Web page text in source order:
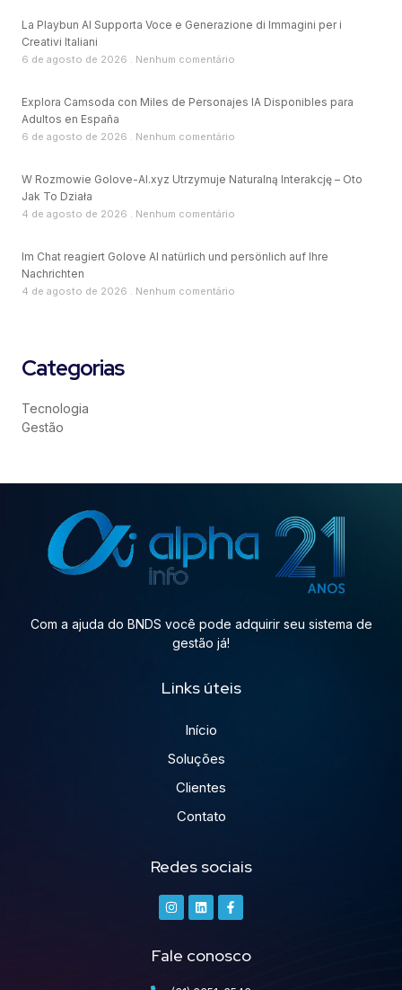
La Playbun AI Supporta Voce e Generazione di Immagini per i
Creativi Italiani
6 de agosto de 2026 Nenhum comentário
Explora Camsoda con Miles de Personajes IA Disponibles para
Adultos en España
6 de agosto de 2026 Nenhum comentário
W Rozmowie Golove-AI.xyz Utrzymuje Naturalną Interakcję – Oto
Jak To Działa
4 de agosto de 2026 Nenhum comentário
Im Chat reagiert Golove AI natürlich und persönlich auf Ihre
Nachrichten
4 de agosto de 2026 Nenhum comentário
Categorias
Tecnologia
Gestão
Com a ajuda do BNDS você pode adquirir seu sistema de
gestão já!
Links úteis
Início
Soluções
Clientes
Contato
Redes sociais
Fale conosco